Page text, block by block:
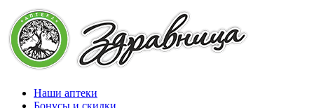
Наши аптеки
Бонусы и скидки